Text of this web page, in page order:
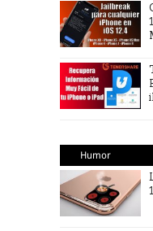
Humor